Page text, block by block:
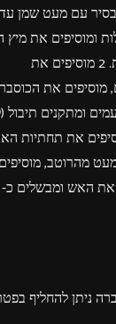
עם מעט שמן עד
ומוסיפים את
גבוהה במשך 2 דקות. 2 מוסיפים את
מוסיפים את
ומתקנים תיבול
לימון). 3 מוסיפים את
מעט מהרוטב,
כ- 30 -35 דק', עד שמוכן.
ניתן להחליף